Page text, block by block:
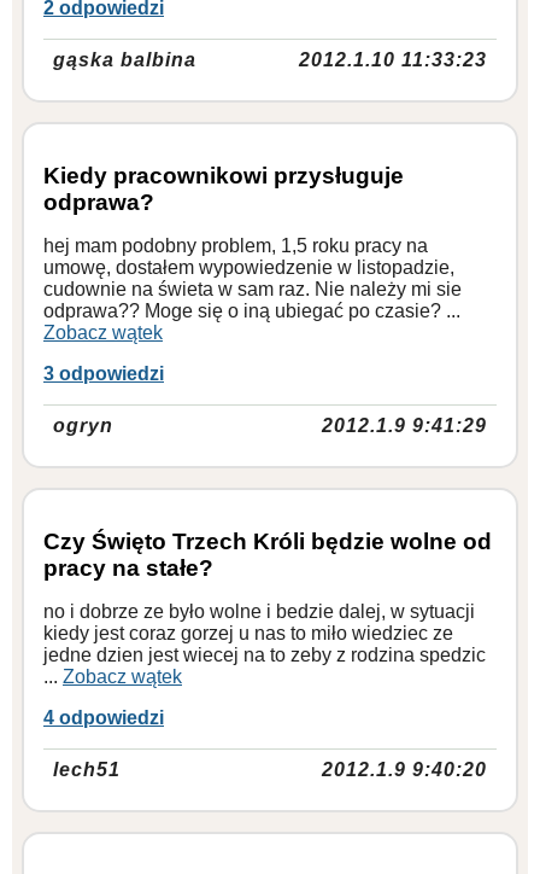
2 odpowiedzi
gąska balbina 2012.1.10 11:33:23
Kiedy pracownikowi przysługuje
odprawa?
hej mam podobny problem, 1,5 roku pracy na
umowę, dostałem wypowiedzenie w listopadzie,
cudownie na świeta w sam raz. Nie należy mi sie
odprawa?? Moge się o iną ubiegać po czasie? ...
Zobacz wątek
3 odpowiedzi
ogryn 2012.1.9 9:41:29
Czy Święto Trzech Króli będzie wolne od
pracy na stałe?
no i dobrze ze było wolne i bedzie dalej, w sytuacji
kiedy jest coraz gorzej u nas to miło wiedziec ze
jedne dzien jest wiecej na to zeby z rodzina spedzic
... Zobacz wątek
4 odpowiedzi
lech51 2012.1.9 9:40:20